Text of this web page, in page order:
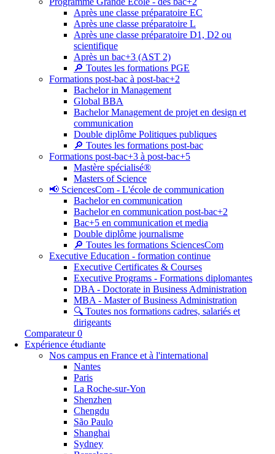
Après une classe préparatoire EC
Après une classe préparatoire L
Après une classe préparatoire D1, D2 ou
scientifique
Après un bac+3 (AST 2)
🔎 Toutes les formations PGE
Formations post-bac à post-bac+2
Bachelor in Management
Global BBA
Bachelor Management de projet en design et
communication
Double diplôme Politiques publiques
🔎 Toutes les formations post-bac
Formations post-bac+3 à post-bac+5
Mastère spécialisé®
Masters of Science
📢 SciencesCom - L'école de communication
Bachelor en communication
Bachelor en communication post-bac+2
Bac+5 en communication et media
Double diplôme journalisme
🔎 Toutes les formations SciencesCom
Executive Education - formation continue
Executive Certificates & Courses
Executive Programs - Formations diplomantes
DBA - Doctorate in Business Administration
MBA - Master of Business Administration
🔍 Toutes nos formations cadres, salariés et
dirigeants
Comparateur 0
Expérience étudiante
Nos campus en France et à l'international
Nantes
Paris
La Roche-sur-Yon
Shenzhen
Chengdu
São Paulo
Shanghai
Sydney